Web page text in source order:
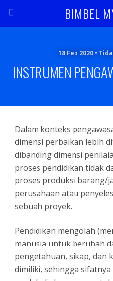
BIMBEL
18 Feb 2020 •
INSTRUMEN
Dalam konteks
dimensi perbaikan lebih
dibanding dimensi
proses pendidikan tidak
proses produksi barang/
perusahaan atau
sebuah proyek.
Pendidikan mengolah
manusia untuk berubah
pengetahuan, sikap, dan
dimiliki, sehingga